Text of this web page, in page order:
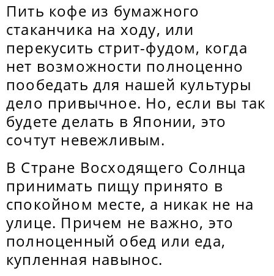
Пить кофе из бумажного
стаканчика на ходу, или
перекусить стрит-фудом, когда
нет возможности полноценно
пообедать для нашей культуры
дело привычное. Но, если вы так
будете делать в Японии, это
сочтут невежливым.
В Стране Восходящего Солнца
принимать пищу принято в
спокойном месте, а никак не на
улице. Причем не важно, это
полноценный обед или еда,
купленная навынос.